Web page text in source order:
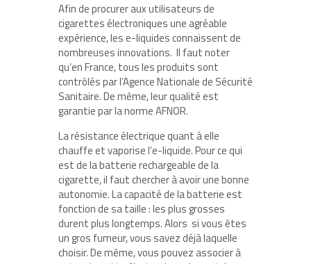
Afin de procurer aux utilisateurs de
cigarettes électroniques une agréable
expérience, les e-liquides connaissent de
nombreuses innovations. Il faut noter
qu’en France, tous les produits sont
contrôlés par l’Agence Nationale de Sécurité
Sanitaire. De même, leur qualité est
garantie par la norme AFNOR.
La résistance électrique quant à elle
chauffe et vaporise l’e-liquide. Pour ce qui
est de la batterie rechargeable de la
cigarette, il faut chercher à avoir une bonne
autonomie. La capacité de la batterie est
fonction de sa taille : les plus grosses
durent plus longtemps. Alors si vous êtes
un gros fumeur, vous savez déjà laquelle
choisir. De même, vous pouvez associer à